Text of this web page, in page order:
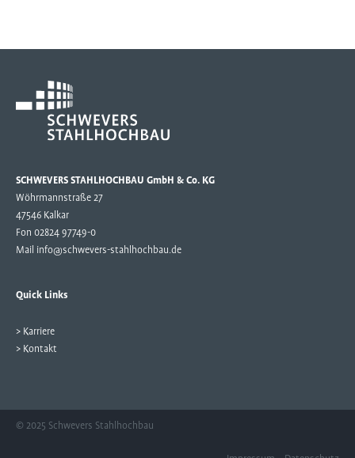
SCHWEVERS STAHLHOCHBAU GmbH & Co. KG
Wöhrmannstraße 27
47546 Kalkar
Fon 02824 97749-0
Mail info@schwevers-stahlhochbau.de
Quick Links
> Karriere
> Kontakt
© 2025 Schwevers Stahlhochbau